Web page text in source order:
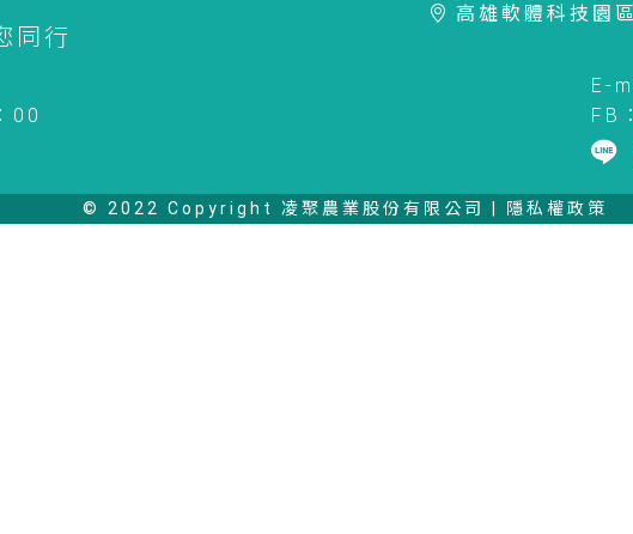
同行
高雄軟體科技園
00
E-
FB：
© 2022 Copyright 凌聚農業股份有限公司 | 隱私權政策